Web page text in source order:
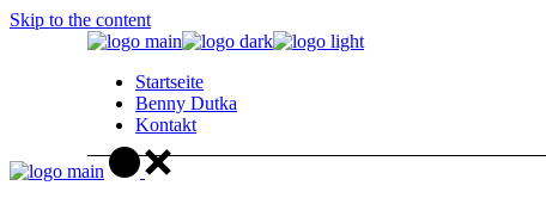
Skip to the content
Startseite
Benny Dutka
Kontakt